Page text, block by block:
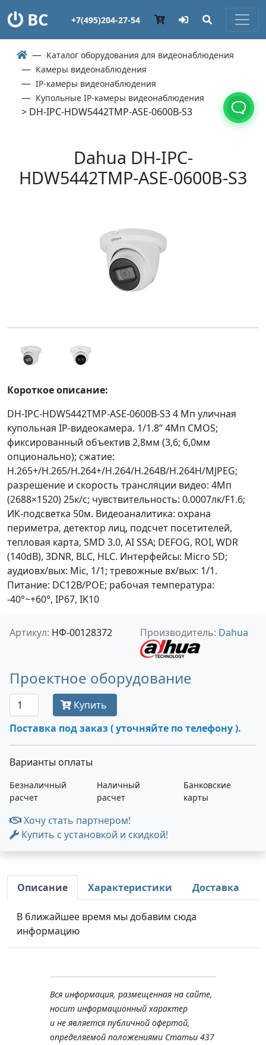
ВС +7(495)204-27-54
Каталог оборудования для видеонаблюдения
Камеры видеонаблюдения
IP-камеры видеонаблюдения
Купольные IP-камеры видеонаблюдения
> DH-IPC-HDW5442TMP-ASE-0600B-S3
Dahua DH-IPC-
HDW5442TMP-ASE-0600B-S3
Короткое описание:
DH-IPC-HDW5442TMP-ASE-0600B-S3 4 Mп уличная
купольная IP-видеокамера. 1/1.8” 4Мп CMOS;
фиксированный объектив 2,8мм (3,6; 6,0мм
опционально); сжатие:
H.265+/H.265/H.264+/H.264/H.264B/H.264H/MJPEG;
разрешение и скорость трансляции видео: 4Мп
(2688×1520) 25к/с; чувствительность: 0.0007лк/F1.6;
ИК-подсветка 50м. Видеоаналитика: охрана
периметра, детектор лиц, подсчет посетителей,
тепловая карта, SMD 3.0, AI SSA; DEFOG, ROI, WDR
(140dB), 3DNR, BLC, HLC. Интерфейсы: Micro SD;
аудиовх/вых: Mic, 1/1; тревожные вх/вых: 1/1.
Питание: DC12В/PОE; рабочая температура:
-40°~+60°, IP67, IK10
Артикул: НФ-00128372 Производитель: Dahua
Проектное оборудование
Купить
Поставка под заказ ( уточняйте по телефону ).
Варианты оплаты
Безналичный
расчет
Наличный
расчет
Банковские
карты
Хочу стать партнером!
Купить с установкой и скидкой!
Описание Характеристики Доставка
В ближайшее время мы добавим сюда
информацию
Вся информация, размещенная на сайте,
носит информационный характер
и не является публичной офертой,
определяемой положениями Статьи 437